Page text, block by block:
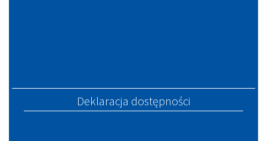
Deklaracja dostępności